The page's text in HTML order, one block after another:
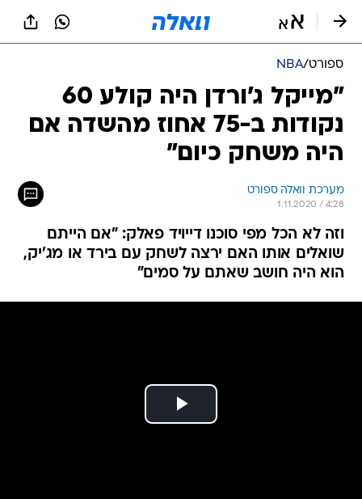
ספורט/
NBA
"מייקל ג'ורדן היה קולע 60
נקודות ב-75 אחוז מהשדה אם
היה משחק כיום"
מערכת וואלה ספורט
1.11.2020 / 4:28
וזה לא הכל מפי סוכנו דייויד פאלק: "אם הייתם
שואלים אותו האם ירצה לשחק עם בירד או מג'יק,
הוא היה חושב שאתם על סמים"